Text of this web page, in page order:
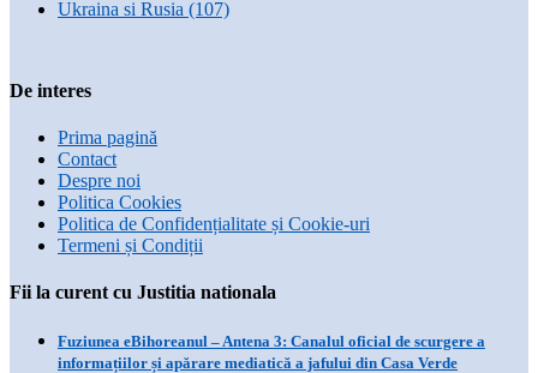
Ukraina si Rusia (107)
De interes
Prima pagină
Contact
Despre noi
Politica Cookies
Politica de Confidențialitate și Cookie-uri
Termeni și Condiții
Fii la curent cu Justitia nationala
Fuziunea eBihoreanul – Antena 3: Canalul oficial de scurgere a
informațiilor și apărare mediatică a jafului din Casa Verde